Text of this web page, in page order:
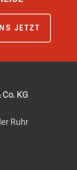
JETZT
KG
Ruhr